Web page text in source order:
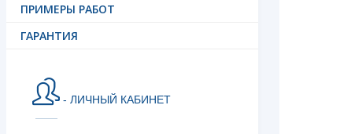
ПРИМЕРЫ РАБОТ
ГАРАНТИЯ
- ЛИЧНЫЙ КАБИНЕТ